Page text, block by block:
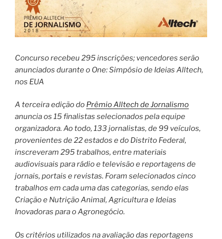
Concurso recebeu 295 inscrições; vencedores serão
anunciados durante o One: Simpósio de Ideias Alltech,
nos EUA
A terceira edição do Prêmio Alltech de Jornalismo
anuncia os 15 finalistas selecionados pela equipe
organizadora. Ao todo, 133 jornalistas, de 99 veículos,
provenientes de 22 estados e do Distrito Federal,
inscreveram 295 trabalhos, entre materiais
audiovisuais para rádio e televisão e reportagens de
jornais, portais e revistas. Foram selecionados cinco
trabalhos em cada uma das categorias, sendo elas
Criação e Nutrição Animal, Agricultura e Ideias
Inovadoras para o Agronegócio.
Os critérios utilizados na avaliação das reportagens